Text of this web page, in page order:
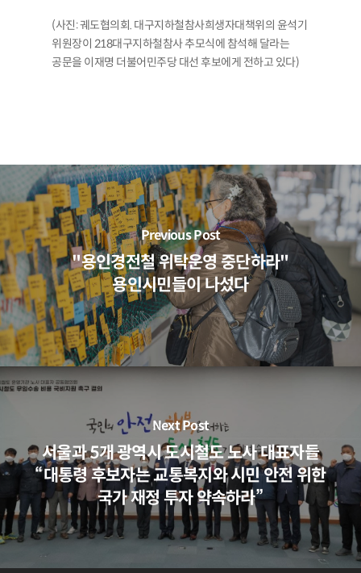
(사진: 궤도협의회. 대구지하철참사희생자대책위의 윤석기
위원장이 218대구지하철참사 추모식에 참석해 달라는
공문을 이재명 더불어민주당 대선 후보에게 전하고 있다)
Previous Post
"용인경전철 위탁운영 중단하라"
용인시민들이 나섰다
Next Post
서울과 5개 광역시 도시철도 노사 대표자들
“대통령 후보자는 교통복지와 시민 안전 위한
국가 재정 투자 약속하라”